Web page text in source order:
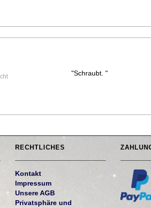
"Schraubt. "
RECHTLICHES
Kontakt
Impressum
Unsere AGB
Privatsphäre und